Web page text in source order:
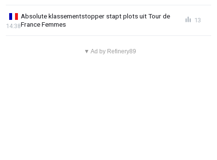
Absolute klassementstopper stapt plots uit Tour de
France Femmes
14:38
13
▼ Ad by Refinery89